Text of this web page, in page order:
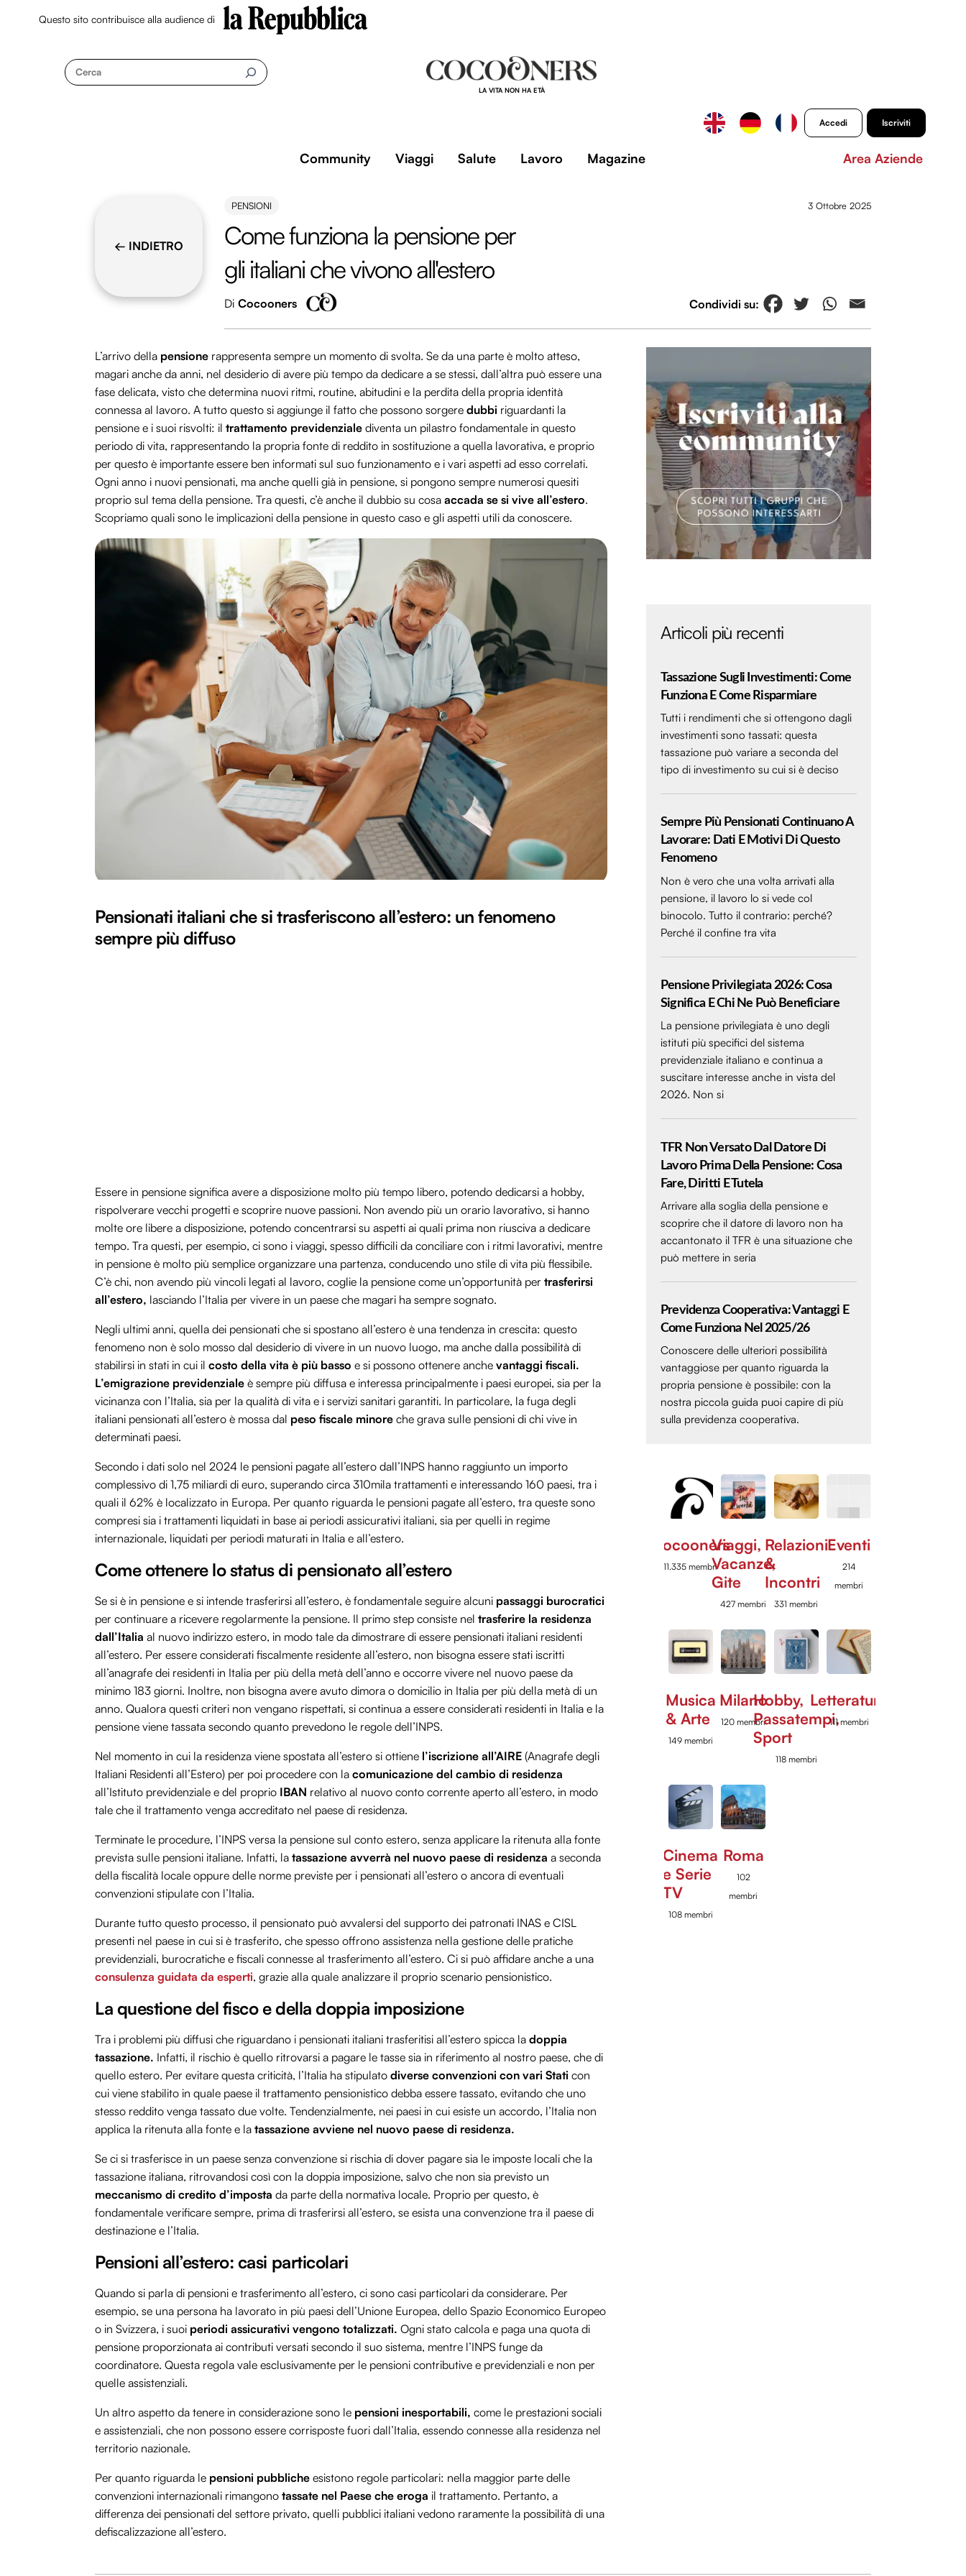
Questo sito contribuisce alla audience di
Cerca
LA VITA NON HA ETÀ
Accedi Iscriviti
Community Viaggi Salute Lavoro Magazine Area Aziende
← INDIETRO
PENSIONI 3 Ottobre 2025
Come funziona la pensione per
gli italiani che vivono all'estero
Di Cocooners
L’arrivo della pensione rappresenta sempre un momento di svolta. Se da una parte è molto atteso,
magari anche da anni, nel desiderio di avere più tempo da dedicare a se stessi, dall’altra può essere una
fase delicata, visto che determina nuovi ritmi, routine, abitudini e la perdita della propria identità
connessa al lavoro. A tutto questo si aggiunge il fatto che possono sorgere dubbi riguardanti la
pensione e i suoi risvolti: il trattamento previdenziale diventa un pilastro fondamentale in questo
periodo di vita, rappresentando la propria fonte di reddito in sostituzione a quella lavorativa, e proprio
per questo è importante essere ben informati sul suo funzionamento e i vari aspetti ad esso correlati.
Ogni anno i nuovi pensionati, ma anche quelli già in pensione, si pongono sempre numerosi quesiti
proprio sul tema della pensione. Tra questi, c’è anche il dubbio su cosa accada se si vive all’estero.
Scopriamo quali sono le implicazioni della pensione in questo caso e gli aspetti utili da conoscere.
Pensionati italiani che si trasferiscono all’estero: un fenomeno
sempre più diffuso
Essere in pensione significa avere a disposizione molto più tempo libero, potendo dedicarsi a hobby,
rispolverare vecchi progetti e scoprire nuove passioni. Non avendo più un orario lavorativo, si hanno
molte ore libere a disposizione, potendo concentrarsi su aspetti ai quali prima non riusciva a dedicare
tempo. Tra questi, per esempio, ci sono i viaggi, spesso difficili da conciliare con i ritmi lavorativi, mentre
in pensione è molto più semplice organizzare una partenza, conducendo uno stile di vita più flessibile.
C’è chi, non avendo più vincoli legati al lavoro, coglie la pensione come un’opportunità per trasferirsi
all’estero, lasciando l’Italia per vivere in un paese che magari ha sempre sognato.
Negli ultimi anni, quella dei pensionati che si spostano all’estero è una tendenza in crescita: questo
fenomeno non è solo mosso dal desiderio di vivere in un nuovo luogo, ma anche dalla possibilità di
stabilirsi in stati in cui il costo della vita è più basso e si possono ottenere anche vantaggi fiscali.
L’emigrazione previdenziale è sempre più diffusa e interessa principalmente i paesi europei, sia per la
vicinanza con l’Italia, sia per la qualità di vita e i servizi sanitari garantiti. In particolare, la fuga degli
italiani pensionati all’estero è mossa dal peso fiscale minore che grava sulle pensioni di chi vive in
determinati paesi.
Secondo i dati solo nel 2024 le pensioni pagate all’estero dall’INPS hanno raggiunto un importo
complessivo di 1,75 miliardi di euro, superando circa 310mila trattamenti e interessando 160 paesi, tra i
quali il 62% è localizzato in Europa. Per quanto riguarda le pensioni pagate all’estero, tra queste sono
compresi sia i trattamenti liquidati in base ai periodi assicurativi italiani, sia per quelli in regime
internazionale, liquidati per periodi maturati in Italia e all’estero.
Come ottenere lo status di pensionato all’estero
Se si è in pensione e si intende trasferirsi all’estero, è fondamentale seguire alcuni passaggi burocratici
per continuare a ricevere regolarmente la pensione. Il primo step consiste nel trasferire la residenza
dall’Italia al nuovo indirizzo estero, in modo tale da dimostrare di essere pensionati italiani residenti
all’estero. Per essere considerati fiscalmente residente all’estero, non bisogna essere stati iscritti
all’anagrafe dei residenti in Italia per più della metà dell’anno e occorre vivere nel nuovo paese da
minimo 183 giorni. Inoltre, non bisogna avere avuto dimora o domicilio in Italia per più della metà di un
anno. Qualora questi criteri non vengano rispettati, si continua a essere considerati residenti in Italia e la
pensione viene tassata secondo quanto prevedono le regole dell’INPS.
Nel momento in cui la residenza viene spostata all’estero si ottiene l’iscrizione all’AIRE (Anagrafe degli
Italiani Residenti all’Estero) per poi procedere con la comunicazione del cambio di residenza
all’Istituto previdenziale e del proprio IBAN relativo al nuovo conto corrente aperto all’estero, in modo
tale che il trattamento venga accreditato nel paese di residenza.
Terminate le procedure, l’INPS versa la pensione sul conto estero, senza applicare la ritenuta alla fonte
prevista sulle pensioni italiane. Infatti, la tassazione avverrà nel nuovo paese di residenza a seconda
della fiscalità locale oppure delle norme previste per i pensionati all’estero o ancora di eventuali
convenzioni stipulate con l’Italia.
Durante tutto questo processo, il pensionato può avvalersi del supporto dei patronati INAS e CISL
presenti nel paese in cui si è trasferito, che spesso offrono assistenza nella gestione delle pratiche
previdenziali, burocratiche e fiscali connesse al trasferimento all’estero. Ci si può affidare anche a una
consulenza guidata da esperti, grazie alla quale analizzare il proprio scenario pensionistico.
La questione del fisco e della doppia imposizione
Tra i problemi più diffusi che riguardano i pensionati italiani trasferitisi all’estero spicca la doppia
tassazione. Infatti, il rischio è quello ritrovarsi a pagare le tasse sia in riferimento al nostro paese, che di
quello estero. Per evitare questa criticità, l’Italia ha stipulato diverse convenzioni con vari Stati con
cui viene stabilito in quale paese il trattamento pensionistico debba essere tassato, evitando che uno
stesso reddito venga tassato due volte. Tendenzialmente, nei paesi in cui esiste un accordo, l’Italia non
applica la ritenuta alla fonte e la tassazione avviene nel nuovo paese di residenza.
Se ci si trasferisce in un paese senza convenzione si rischia di dover pagare sia le imposte locali che la
tassazione italiana, ritrovandosi così con la doppia imposizione, salvo che non sia previsto un
meccanismo di credito d’imposta da parte della normativa locale. Proprio per questo, è
fondamentale verificare sempre, prima di trasferirsi all’estero, se esista una convenzione tra il paese di
destinazione e l’Italia.
Pensioni all’estero: casi particolari
Quando si parla di pensioni e trasferimento all’estero, ci sono casi particolari da considerare. Per
esempio, se una persona ha lavorato in più paesi dell’Unione Europea, dello Spazio Economico Europeo
o in Svizzera, i suoi periodi assicurativi vengono totalizzati. Ogni stato calcola e paga una quota di
pensione proporzionata ai contributi versati secondo il suo sistema, mentre l’INPS funge da
coordinatore. Questa regola vale esclusivamente per le pensioni contributive e previdenziali e non per
quelle assistenziali.
Un altro aspetto da tenere in considerazione sono le pensioni inesportabili, come le prestazioni sociali
e assistenziali, che non possono essere corrisposte fuori dall’Italia, essendo connesse alla residenza nel
territorio nazionale.
Per quanto riguarda le pensioni pubbliche esistono regole particolari: nella maggior parte delle
convenzioni internazionali rimangono tassate nel Paese che eroga il trattamento. Pertanto, a
differenza dei pensionati del settore privato, quelli pubblici italiani vedono raramente la possibilità di una
defiscalizzazione all’estero.
Articoli più recenti
Tassazione Sugli Investimenti: Come
Funziona E Come Risparmiare
Tutti i rendimenti che si ottengono dagli
investimenti sono tassati: questa
tassazione può variare a seconda del
tipo di investimento su cui si è deciso
Sempre Più Pensionati Continuano A
Lavorare: Dati E Motivi Di Questo
Fenomeno
Non è vero che una volta arrivati alla
pensione, il lavoro lo si vede col
binocolo. Tutto il contrario: perché?
Perché il confine tra vita
Pensione Privilegiata 2026: Cosa
Significa E Chi Ne Può Beneficiare
La pensione privilegiata è uno degli
istituti più specifici del sistema
previdenziale italiano e continua a
suscitare interesse anche in vista del
2026. Non si
TFR Non Versato Dal Datore Di
Lavoro Prima Della Pensione: Cosa
Fare, Diritti E Tutela
Arrivare alla soglia della pensione e
scoprire che il datore di lavoro non ha
accantonato il TFR è una situazione che
può mettere in seria
Previdenza Cooperativa: Vantaggi E
Come Funziona Nel 2025/26
Conoscere delle ulteriori possibilità
vantaggiose per quanto riguarda la
propria pensione è possibile: con la
nostra piccola guida puoi capire di più
sulla previdenza cooperativa.
Cocooners
11.335 membri
Viaggi,
Vacanze,
Gite
427 membri
Relazioni
&
Incontri
331 membri
Eventi
214
membri
Musica
& Arte
149 membri
Milano
120 membri
Hobby,
Passatempi,
Sport
118 membri
Letteratura
111 membri
Cinema
e Serie
TV
108 membri
Roma
102
membri